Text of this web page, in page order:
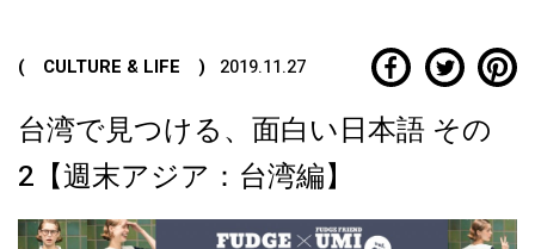
( CULTURE & LIFE ) 2019.11.27
台湾で見つける、面白い日本語 その
2【週末アジア：台湾編】